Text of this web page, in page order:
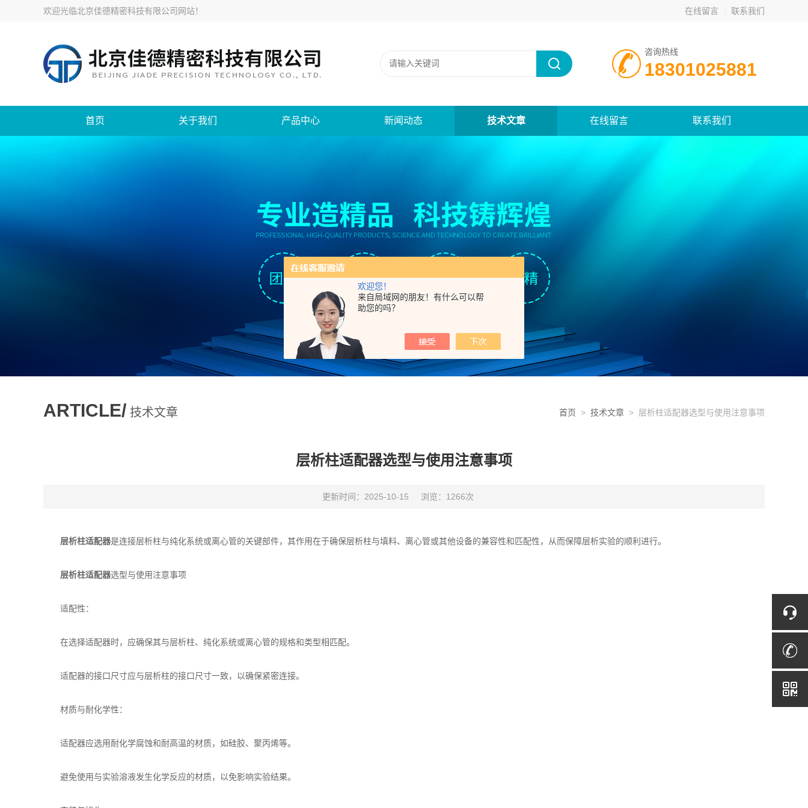
欢迎您！
来自局域网的朋友！有什么可以帮
助您的吗？
欢迎光临北京佳德精密科技有限公司网站！ 在线留言 联系我们
咨询热线
18301025881
首页 关于我们 产品中心 新闻动态 技术文章 在线留言 联系我们
ARTICLE/ 技术文章 首页 > 技术文章 > 层析柱适配器选型与使用注意事项
层析柱适配器选型与使用注意事项
更新时间：2025-10-15 浏览：1266次
层析柱适配器是连接层析柱与纯化系统或离心管的关键部件，其作用在于确保层析柱与填料、离心管或其他设备的兼容性和匹配性，从而保障层析实验的顺利进行。
层析柱适配器选型与使用注意事项
适配性：
在选择适配器时，应确保其与层析柱、纯化系统或离心管的规格和类型相匹配。
适配器的接口尺寸应与层析柱的接口尺寸一致，以确保紧密连接。
材质与耐化学性：
适配器应选用耐化学腐蚀和耐高温的材质，如硅胶、聚丙烯等。
避免使用与实验溶液发生化学反应的材质，以免影响实验结果。